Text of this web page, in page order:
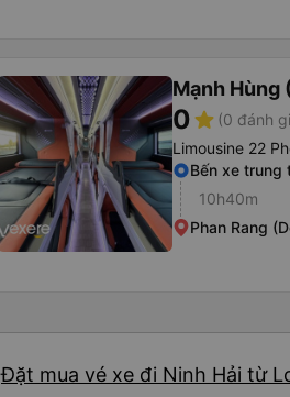
Mạnh Hùng
0star (0 đánh
Limousine 22
Bến xe trung
10h40m
Phan Rang
Đặt mua vé xe đi Ninh Hải từ